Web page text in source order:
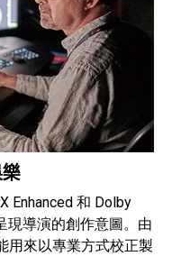
Enhanced 和 Dolby
現導演的創作意圖。由
用來以專業方式校正製